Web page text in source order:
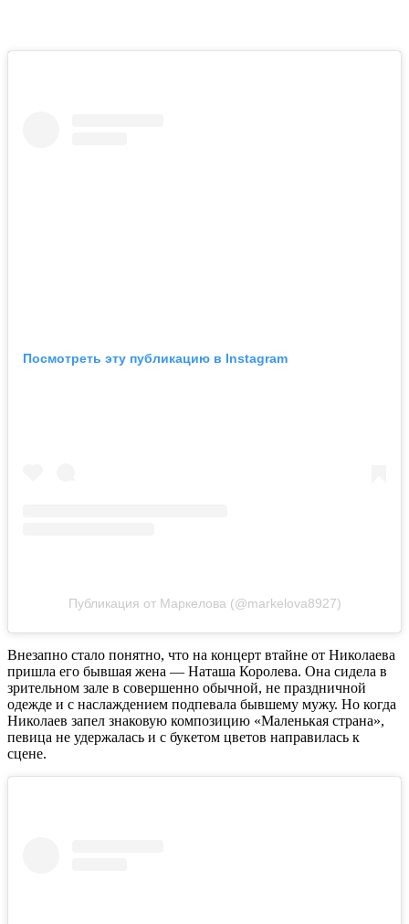
Посмотреть эту публикацию в Instagram
Публикация от Маркелова (@markelova8927)
Внезапно стало понятно, что на концерт втайне от Николаева
пришла его бывшая жена — Наташа Королева. Она сидела в
зрительном зале в совершенно обычной, не праздничной
одежде и с наслаждением подпевала бывшему мужу. Но когда
Николаев запел знаковую композицию «Маленькая страна»,
певица не удержалась и с букетом цветов направилась к
сцене.